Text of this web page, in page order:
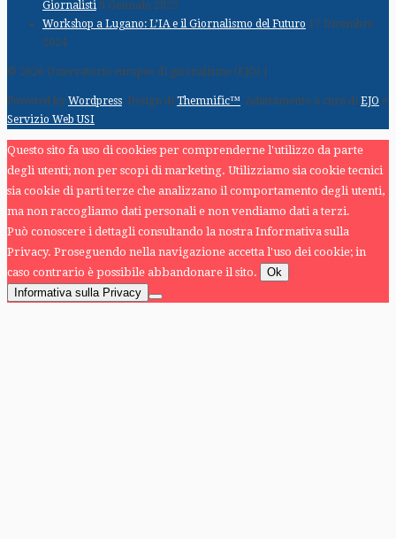
Giornalisti 9 Gennaio 2025
Workshop a Lugano: L’IA e il Giornalismo del Futuro 17 Dicembre
2024
© 2026 Osservatorio europeo di giornalismo (EJO) |
Powered by Wordpress. Design di Themnific™. Adattamento a cura di EJO e
Servizio Web USI
Questo sito fa uso di cookies per comprenderne l'utilizzo da parte
degli utenti; non per scopi di marketing. Utilizziamo sia cookie tecnici
sia cookie di parti terze che analizzano il comportamento degli utenti,
ma non raccogliamo dati personali e non vendiamo dati a terzi.
Può conoscere i dettagli consultando la nostra Informativa sulla
Privacy. Proseguendo nella navigazione accetta l'uso dei cookie; in
caso contrario è possibile abbandonare il sito.
Ok
Informativa sulla Privacy